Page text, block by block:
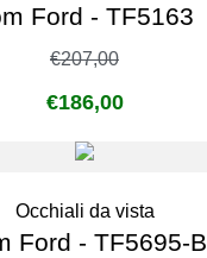
Ford - TF5163
€207,00
€186,00
Occhiali da vista
Ford - TF5695-B